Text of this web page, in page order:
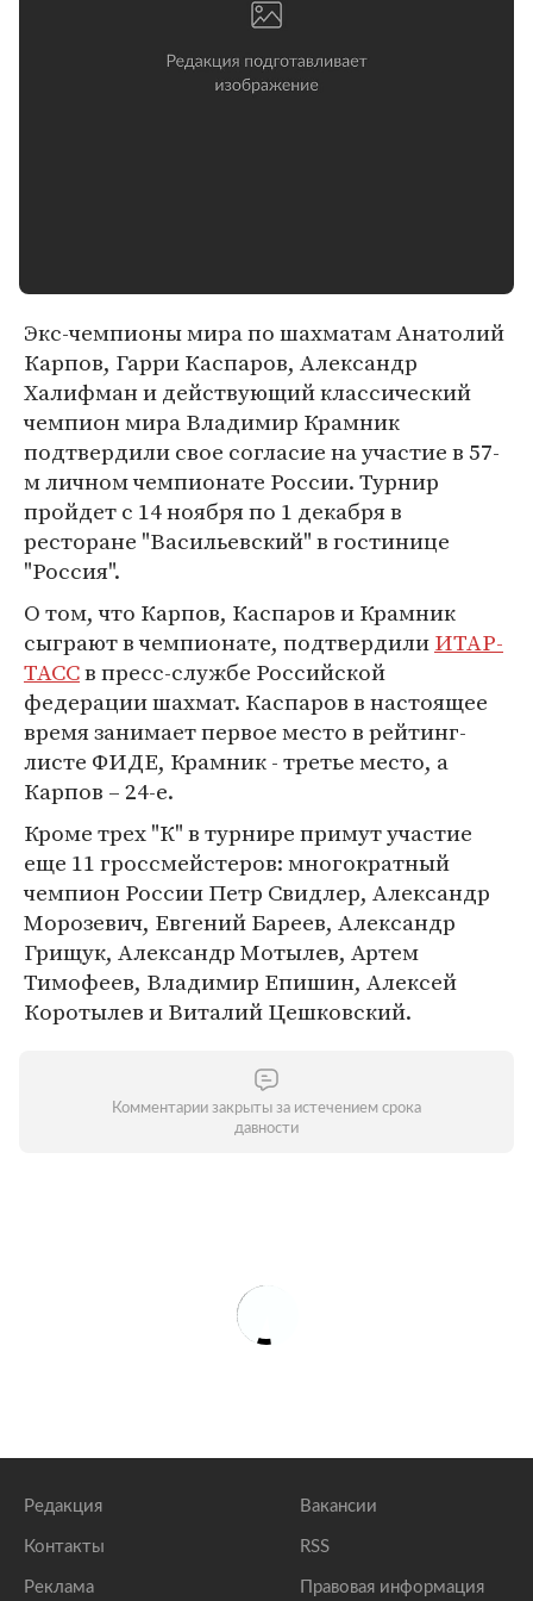
Экс-чемпионы мира по шахматам Анатолий
Карпов, Гарри Каспаров, Александр
Халифман и действующий классический
чемпион мира Владимир Крамник
подтвердили свое согласие на участие в 57-
м личном чемпионате России. Турнир
пройдет с 14 ноября по 1 декабря в
ресторане "Васильевский" в гостинице
"Россия".
О том, что Карпов, Каспаров и Крамник
сыграют в чемпионате, подтвердилиИТАР-
ТАССв пресс-службе Российской
федерации шахмат. Каспаров в настоящее
время занимает первое место в рейтинг-
листе ФИДЕ, Крамник - третье место, а
Карпов – 24-е.
Кроме трех "К" в турнире примут участие
еще 11 гроссмейстеров: многократный
чемпион России Петр Свидлер, Александр
Морозевич, Евгений Бареев, Александр
Грищук, Александр Мотылев, Артем
Тимофеев, Владимир Епишин, Алексей
Коротылев и Виталий Цешковский.
Комментарии закрыты за истечением срока
давности
Редакция
Контакты
Реклама
Вакансии
RSS
Правовая информация